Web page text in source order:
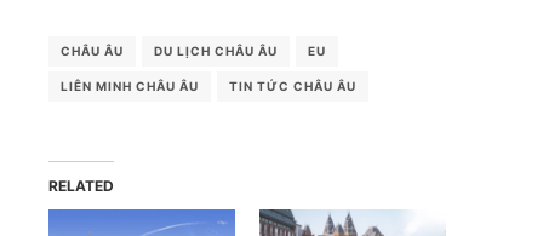
CHÂU ÂU DU LỊCH CHÂU ÂU EU
LIÊN MINH CHÂU ÂU TIN TỨC CHÂU ÂU
RELATED